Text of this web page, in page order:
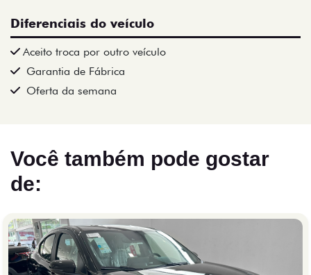
Diferenciais do veículo
Aceito troca por outro veículo
Garantia de Fábrica
Oferta da semana
Você também pode gostar
de: